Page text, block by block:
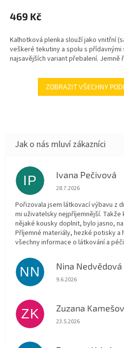
469 Kč
Kalhotková plenka slouží jako vnitřní
veškeré tekutiny a spolu s
najsavějších variant přebalení. Jemně
ZOBRAZIT VŠECHNY
IP Ivana Pečivová
Hodnocení obchodu je
28.7.2026
Pořizovala jsem látkovací výbavu z
mi uživatelsky nejpříjemnější.
nějaké kousky doplnit, bylo jasno,
Příjemné materiály, hezké potisky a
všechny informace o látkování a
NN Nina Nedvědová
Hodnocení obchodu je
9.6.2026
ZK Zuzana
Hodnocení obchodu je
23.5.2026